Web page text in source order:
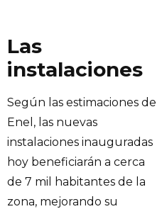
Las
instalaciones
Según las estimaciones de
Enel, las nuevas
instalaciones inauguradas
hoy beneficiarán a cerca
de 7 mil habitantes de la
zona, mejorando su